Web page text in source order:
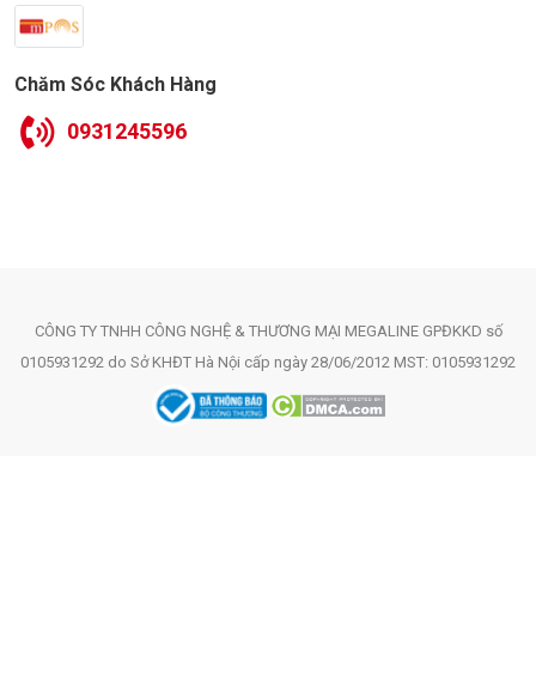
Chăm Sóc Khách Hàng
0931245596
CÔNG TY TNHH CÔNG NGHỆ & THƯƠNG MẠI MEGALINE GPĐKKD số
0105931292 do Sở KHĐT Hà Nội cấp ngày 28/06/2012 MST: 0105931292